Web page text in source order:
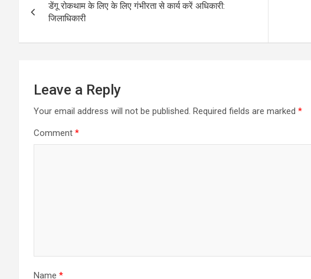
navigation
डेंगू रोकथाम के लिए के लिए गंभीरता से कार्य करें अधिकारी:
जिलाधिकारी
Leave a Reply
Your email address will not be published. Required fields are marked *
Comment *
Name *